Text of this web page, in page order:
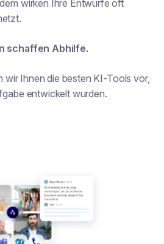
wirken Ihre Entwürfe oft
schaffen Abhilfe.
wir Ihnen die besten KI-Tools vor,
entwickelt wurden.